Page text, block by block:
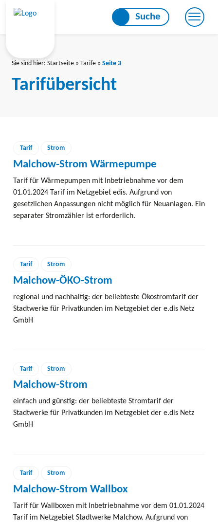
Suche
Sie sind hier: Startseite » Tarife » Seite 3
Tarifübersicht
Tarif Strom
Malchow-Strom Wärmepumpe
Tarif für Wärmepumpen mit Inbetriebnahme vor dem
01.01.2024 Tarif im Netzgebiet edis. Aufgrund von
gesetzlichen Anpassungen nicht möglich für Neuanlagen. Ein
separater Stromzähler ist erforderlich.
Tarif Strom
Malchow-ÖKO-Strom
regional und nachhaltig: der beliebteste Ökostromtarif der
Stadtwerke für Privatkunden im Netzgebiet der e.dis Netz
GmbH
Tarif Strom
Malchow-Strom
einfach und günstig: der beliebteste Stromtarif der
Stadtwerke für Privatkunden im Netzgebiet der e.dis Netz
GmbH
Tarif Strom
Malchow-Strom Wallbox
Tarif für Wallboxen mit Inbetriebnahme vor dem 01.01.2024
Tarif im Netzgebiet Stadtwerke Malchow. Aufgrund von